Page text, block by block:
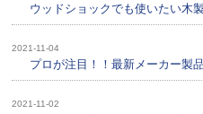
ウッドショックでも使いたい木
2021-11-04
プロが注目！！最新メーカー製
2021-11-02